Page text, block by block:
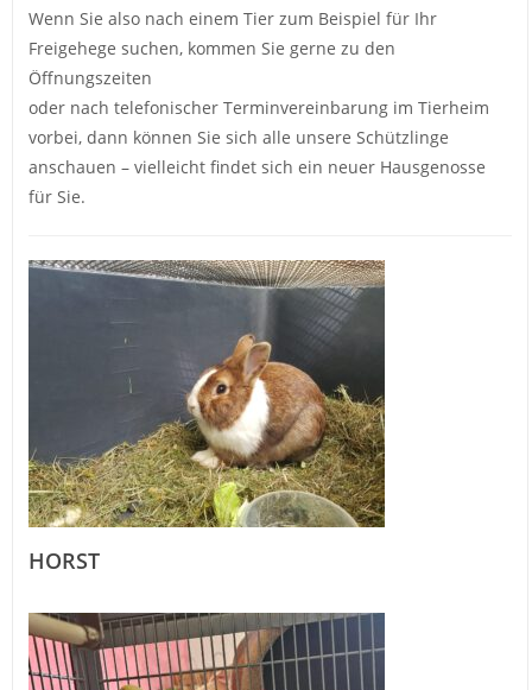
Wenn Sie also nach einem Tier zum Beispiel für Ihr
Freigehege suchen, kommen Sie gerne zu den
Öffnungszeiten
oder nach telefonischer Terminvereinbarung im Tierheim
vorbei, dann können Sie sich alle unsere Schützlinge
anschauen – vielleicht findet sich ein neuer Hausgenosse
für Sie.
HORST